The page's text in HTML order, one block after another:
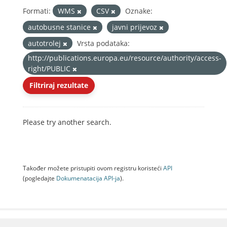
Formati: WMS CSV
Oznake:
autobusne stanice
javni prijevoz
autotrolej
Vrsta podataka:
http://publications.europa.eu/resource/authority/access-
right/PUBLIC
Filtriraj rezultate
Please try another search.
Također možete pristupiti ovom registru koristeći API
(pogledajte Dokumenаtаcijа API-jа).